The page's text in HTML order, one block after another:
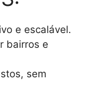
e escalável.
bairros e
sem